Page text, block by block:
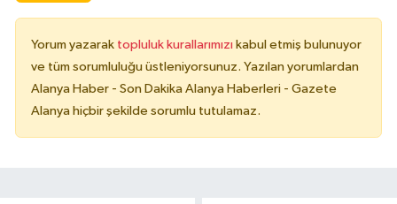
Yorum yazarak topluluk kurallarımızı kabul etmiş bulunuyor
ve tüm sorumluluğu üstleniyorsunuz. Yazılan yorumlardan
Alanya Haber - Son Dakika Alanya Haberleri - Gazete
Alanya hiçbir şekilde sorumlu tutulamaz.